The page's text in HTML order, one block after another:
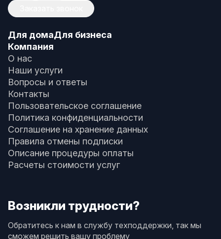
Для домаДля бизнеса
Компания
О нас
Наши услуги
Вопросы и ответы
Контакты
Пользовательское соглашение
Политика конфиденциальности
Соглашение на хранение данных
Правила отмены подписки
Описание процедуры оплаты
Расчеты стоимости услуг
Возникли трудности?
Обратитесь к нам в службу техподдержки, так мы
сможем решить вашу проблему